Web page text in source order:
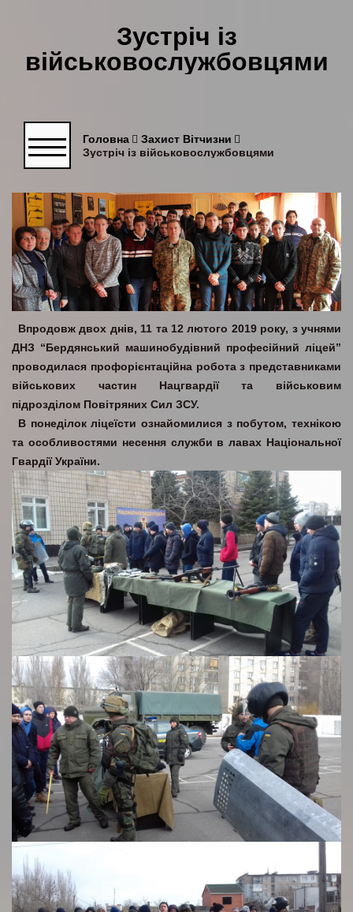
Зустріч із
військовослужбовцями
Головна
Захист Вітчизни
Зустріч із військовослужбовцями
Впродовж двох днів, 11 та 12 лютого 2019 року, з учнями
ДНЗ “Бердянський машинобудівний професійний ліцей”
проводилася профорієнтаційна робота з представниками
військових частин Нацгвардії та військовим
підрозділом Повітряних Сил ЗСУ.
В понеділок ліцеїсти ознайомилися з побутом, технікою
та особливостями несення служби в лавах Національної
Гвардії України.